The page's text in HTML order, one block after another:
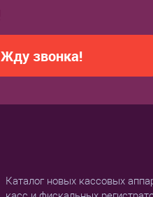
Жду звонка!
Каталог новых кассовых